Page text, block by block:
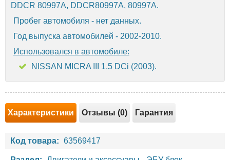
DDCR 80997A, DDCR80997A, 80997A.
Пробег автомобиля - нет данных.
Год выпуска автомобилей - 2002-2010.
Использовался в автомобиле:
NISSAN MICRA III 1.5 DCi (2003).
Характеристики Отзывы (0) Гарантия
Код товара: 63569417